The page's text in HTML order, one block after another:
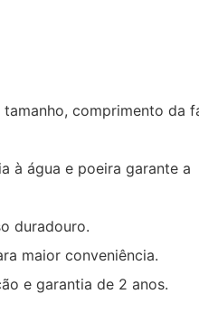
comprimento da
à água e poeira garante a
duradouro.
maior conveniência.
e garantia de 2 anos.